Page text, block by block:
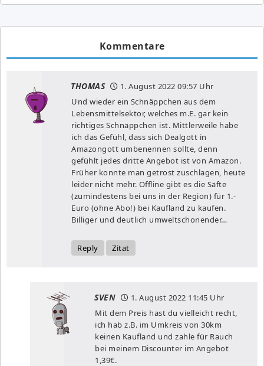
Kommentare
THOMAS 1. August 2022 09:57 Uhr
Und wieder ein Schnäppchen aus dem
Lebensmittelsektor, welches m.E. gar kein
richtiges Schnäppchen ist. Mittlerweile habe
ich das Gefühl, dass sich Dealgott in
Amazongott umbenennen sollte, denn
gefühlt jedes dritte Angebot ist von Amazon.
Früher konnte man getrost zuschlagen, heute
leider nicht mehr. Offline gibt es die Säfte
(zumindestens bei uns in der Region) für 1.-
Euro (ohne Abo!) bei Kaufland zu kaufen.
Billiger und deutlich umweltschonender…
Reply Zitat
SVEN 1. August 2022 11:45 Uhr
Mit dem Preis hast du vielleicht recht,
ich hab z.B. im Umkreis von 30km
keinen Kaufland und zahle für Rauch
bei meinem Discounter im Angebot
1,39€.